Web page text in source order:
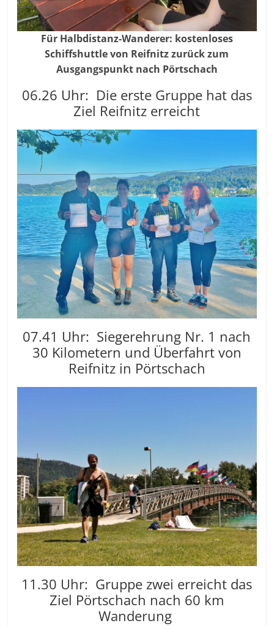
Für Halbdistanz-Wanderer: kostenloses
Schiffshuttle von Reifnitz zurück zum
Ausgangspunkt nach Pörtschach
06.26 Uhr: Die erste Gruppe hat das
Ziel Reifnitz erreicht
07.41 Uhr: Siegerehrung Nr. 1 nach
30 Kilometern und Überfahrt von
Reifnitz in Pörtschach
11.30 Uhr: Gruppe zwei erreicht das
Ziel Pörtschach nach 60 km
Wanderung